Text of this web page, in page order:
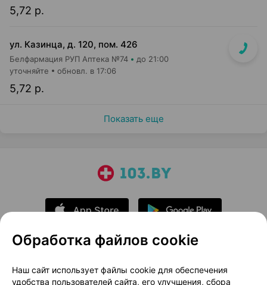
5,72 р.
ул. Казинца, д. 120, пом. 426
Белфармация РУП Аптека №74 до 21:00
5,72 р.
уточняйте обновл. в 17:06
Показать еще
О проекте
Новости проекта
Обработка файлов cookie
Наш сайт использует файлы cookie для обеспечения
удобства пользователей сайта, его улучшения, сбора